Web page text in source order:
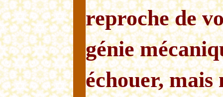
reproche de
génie
échouer, mais